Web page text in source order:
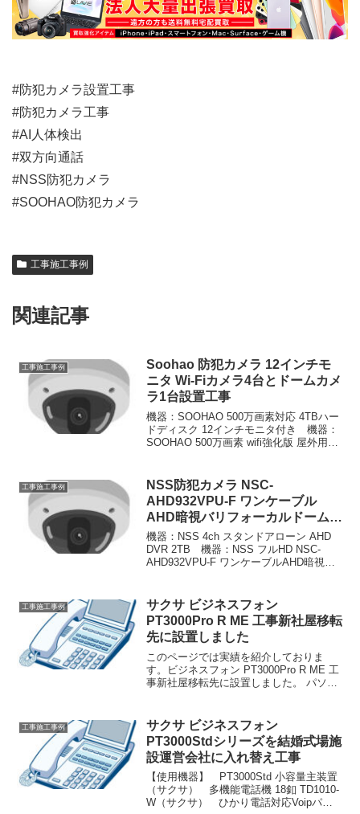
#防犯カメラ設置工事
#防犯カメラ工事
#AI人体検出
#双方向通話
#NSS防犯カメラ
#SOOHAO防犯カメラ
工事施工事例
関連記事
工事施工事例
Soohao 防犯カメラ 12インチモ
ニタ Wi-Fiカメラ4台とドームカメ
ラ1台設置工事
機器：SOOHAO 500万画素対応 4TBハー
ドディスク 12インチモニタ付き 機器：
SOOHAO 500万画素 wifi強化版 屋外用カ
電気工事（...
工事施工事例
NSS防犯カメラ NSC-
AHD932VPU-F ワンケーブル
AHD暗視バリフォーカルドーム型
カメラ
機器：NSS 4ch スタンドアローン AHD
DVR 2TB 機器：NSS フルHD NSC-
AHD932VPU-F ワンケーブルAHD暗視バ
4ch 機器：LG ...
工事施工事例
サクサ ビジネスフォン
PT3000Pro R ME 工事新社屋移転
先に設置しました
このページでは実績を紹介しておりま
す。ビジネスフォン PT3000Pro R ME 工
事新社屋移転先に設置しました。 パソコ
てまいります。 パソコン、 オフィス機器
の販売、買取、設置、ネットーワーク設
定の際は、ぜひ弊社をご用命くださいま
せ。
工事施工事例
サクサ ビジネスフォン
PT3000Stdシリーズを結婚式場施
設運営会社に入れ替え工事
【使用機器】 PT3000Std 小容量主装置
（サクサ） 多機能電話機 18釦 TD1010-
W（サクサ） ひかり電話対応Voipパッ